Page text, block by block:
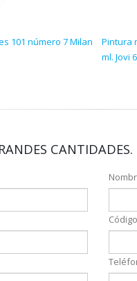
101 número 7 Milan
Pintura
ml. Jovi
CANTIDADES.